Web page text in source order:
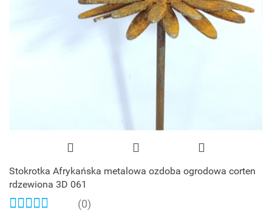
Stokrotka Afrykańska metalowa ozdoba ogrodowa corten
rdzewiona 3D 061
(0)